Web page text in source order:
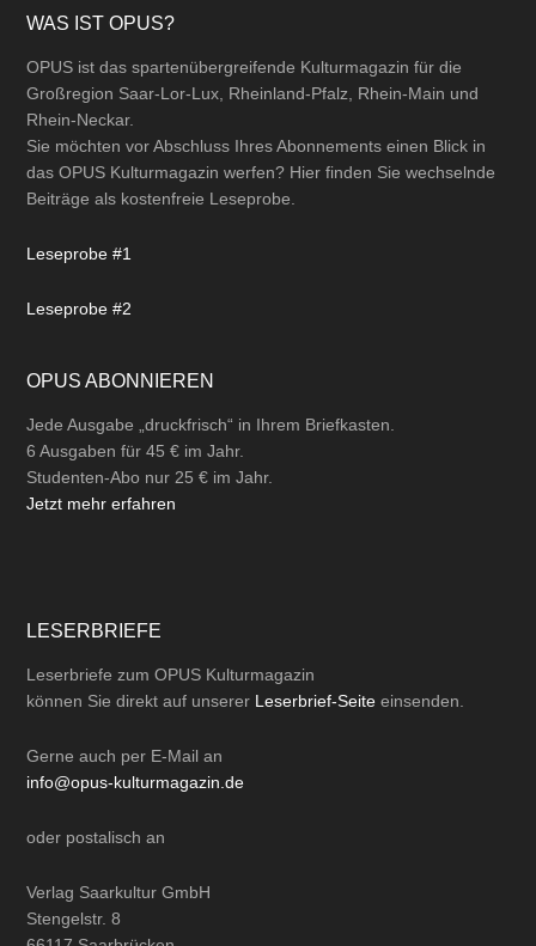
Footer
WAS IST OPUS?
OPUS ist das spartenübergreifende Kulturmagazin für die
Großregion Saar-Lor-Lux, Rheinland-Pfalz, Rhein-Main und
Rhein-Neckar.
Sie möchten vor Abschluss Ihres Abonnements einen Blick in
das OPUS Kulturmagazin werfen? Hier finden Sie wechselnde
Beiträge als kostenfreie Leseprobe.
Leseprobe #1
Leseprobe #2
OPUS ABONNIEREN
Jede Ausgabe „druckfrisch“ in Ihrem Briefkasten.
6 Ausgaben für 45 € im Jahr.
Studenten-Abo nur 25 € im Jahr.
Jetzt mehr erfahren
LESERBRIEFE
Leserbriefe zum OPUS Kulturmagazin
können Sie direkt auf unserer Leserbrief-Seite einsenden.
Gerne auch per E-Mail an
info@opus-kulturmagazin.de
oder postalisch an
Verlag Saarkultur GmbH
Stengelstr. 8